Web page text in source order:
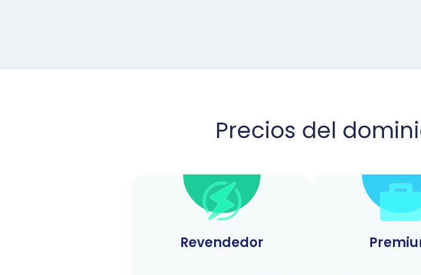
Precios del
Revendedor